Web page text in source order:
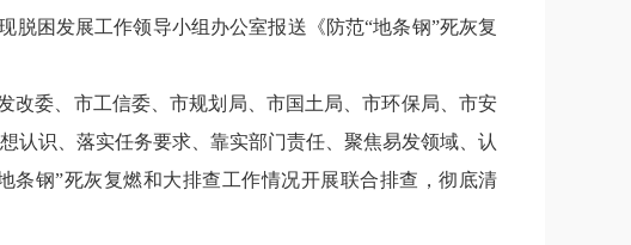
脱困发展工作领导小组办公室报送《防范“地条钢”死灰复
改委、市工信委、市规划局、市国土局、市环保局、市安
认识、落实任务要求、靠实部门责任、聚焦易发领域、认
条钢”死灰复燃和大排查工作情况开展联合排查，彻底清